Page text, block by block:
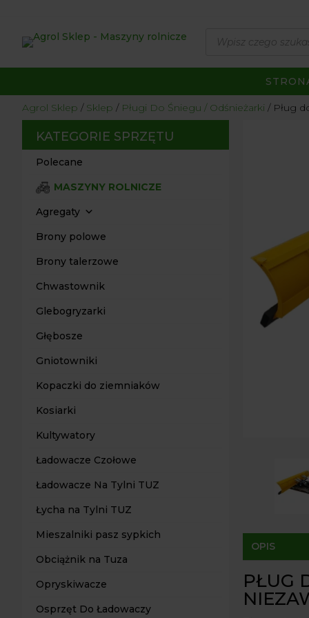
produktów
Agrol Sklep Sklep Pługi Do Śniegu / Odśnieżarki Pług
KATEGORIE SPRZĘTU
Polecane
MASZYNY ROLNICZE
Agregaty
Brony polowe
Brony talerzowe
Chwastownik
Glebogryzarki
Głębosze
Gniotowniki
Kopaczki do ziemniaków
Kosiarki
Kultywatory
Ładowacze Czołowe
Ładowacze Na Tylni TUZ
Łycha na Tylni TUZ
Mieszalniki pasz sypkich
Obciążnik na Tuza
Opryskiwacze
Osprzęt Do Ładowaczy
OPIS
PŁUG